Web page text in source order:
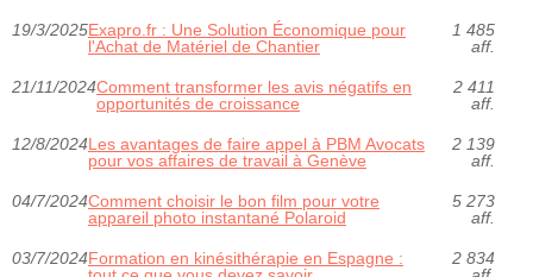
19/3/2025Exapro.fr : Une Solution Économique pour
l'Achat de Matériel de Chantier
1 485
aff.
21/11/2024Comment transformer les avis négatifs en
opportunités de croissance
2 411
aff.
12/8/2024Les avantages de faire appel à PBM Avocats
pour vos affaires de travail à Genève
2 139
aff.
04/7/2024Comment choisir le bon film pour votre
appareil photo instantané Polaroid
5 273
aff.
03/7/2024Formation en kinésithérapie en Espagne :
2 834